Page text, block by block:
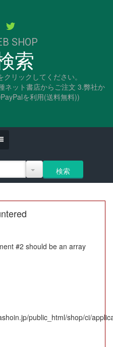
SHOP
索
リックしてください。
ネット書店からご注文 3.弊社か
を利用(送料無料))
#2 should be an array
public_html/shop/ci/